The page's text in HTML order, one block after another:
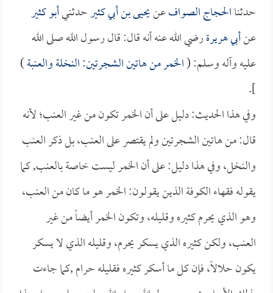
حدثناالحجاج الصوافعنيحيى بن أبي كثيرحدثنيأبو كثير
عنأبي هريرةرضي الله عنه أنه قال: قال رسول الله صلى الله
عليه وآله وسلم: (الخمر من هاتين الشجرتين: النخلة والعنبة)
].
وفي هذا الحديث: دليل على أن الخمر تكون من غير العنب؛ لأنه
قال: من هاتين الشجرتين ولم يقتصر على العنب، بل ذكر العنب
والنخل، وفي هذا دليل: على أن الخمر ليست خاصة بالعنب, كما
يقوله فقهاء الكوفة الذين يقولون: الخمر هو ما كان من العنب،
وهو الذي يحرم كثيره وقليله، وتكون الخمر أيضاً من غير
العنب، ولكن كثيره الذي يسكر يحرم، وقليله الذي لا يسكر
يكون حلالاً، فإن كل ما أسكر كثيره فقليله حرام ,كما جاءت